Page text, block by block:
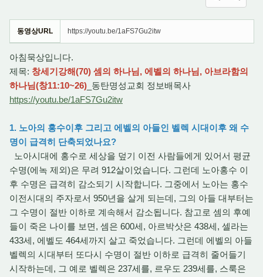
동영상URL https://youtu.be/1aFS7Gu2itw
아침묵상입니다.
제목: 창세기강해(70) 셈의 하나님, 에벨의 하나님, 아브라함의
하나님(창11:10~26) _동탄명성교회 정보배목사
https://youtu.be/1aFS7Gu2itw
1. 노아의 홍수이후 그리고 에벨의 아들인 벨렉 시대이후 왜 수
명이 급격히 단축되었나요?
노아시대에 홍수로 세상을 덮기 이전 사람들에게 있어서 평균
수명(에녹 제외)은 무려 912살이었습니다. 그런데 노아홍수 이
후 수명은 급격히 감소되기 시작합니다. 그중에서 노아는 홍수
이전시대의 주자로서 950년을 살게 되는데, 그의 아들 대부터는
그 수명이 절반 이하로 계속해서 감소됩니다. 참고로 셈의 후예
들이 죽은 나이를 보면, 셈은 600세, 아르박삿은 438세, 셀라는
433세, 에벨도 464세까지 살고 죽었습니다. 그런데 에벨의 아들
벨렉의 시대부터 또다시 수명이 절반 이하로 급격히 줄어들기
시작하는데, 그 예로 벨렉은 237세를, 르우도 239세를, 스룩은